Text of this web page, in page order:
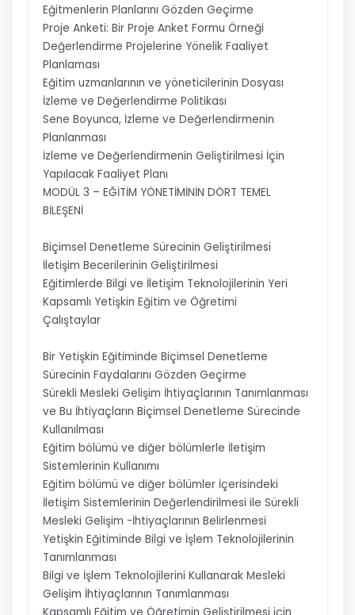
Eğitmenlerin Planlarını Gözden Geçirme
Proje Anketi: Bir Proje Anket Formu Örneği
Değerlendirme Projelerine Yönelik Faaliyet
Planlaması
Eğitim uzmanlarının ve yöneticilerinin Dosyası
İzleme ve Değerlendirme Politikası
Sene Boyunca, İzleme ve Değerlendirmenin
Planlanması
İzleme ve Değerlendirmenin Geliştirilmesi İçin
Yapılacak Faaliyet Planı
MODÜL 3 – EĞİTİM YÖNETİMİNİN DÖRT TEMEL
BİLEŞENİ
Biçimsel Denetleme Sürecinin Geliştirilmesi
İletişim Becerilerinin Geliştirilmesi
Eğitimlerde Bilgi ve İletişim Teknolojilerinin Yeri
Kapsamlı Yetişkin Eğitim ve Öğretimi
Çalıştaylar
Bir Yetişkin Eğitiminde Biçimsel Denetleme
Sürecinin Faydalarını Gözden Geçirme
Sürekli Mesleki Gelişim İhtiyaçlarının Tanımlanması
ve Bu İhtiyaçların Biçimsel Denetleme Sürecinde
Kullanılması
Eğitim bölümü ve diğer bölümlerle İletişim
Sistemlerinin Kullanımı
Eğitim bölümü ve diğer bölümler İçerisindeki
İletişim Sistemlerinin Değerlendirilmesi ile Sürekli
Mesleki Gelişim -İhtiyaçlarının Belirlenmesi
Yetişkin Eğitiminde Bilgi ve İşlem Teknolojilerinin
Tanımlanması
Bilgi ve İşlem Teknolojilerini Kullanarak Mesleki
Gelişim İhtiyaçlarının Tanımlanması